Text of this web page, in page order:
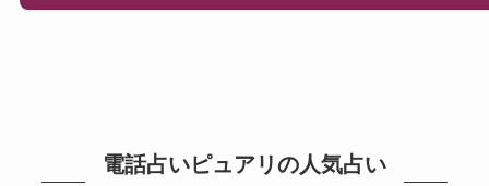
電話占いピュアリの人気占い